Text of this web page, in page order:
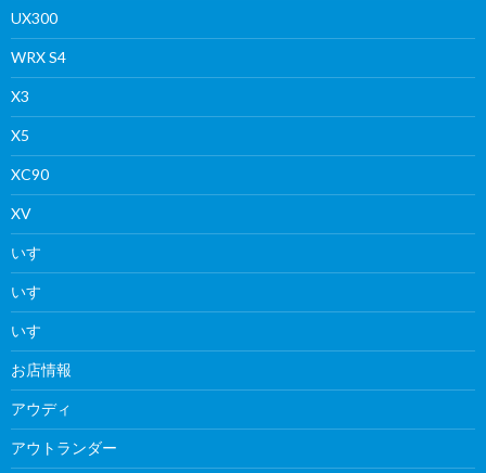
UX300
WRX S4
X3
X5
XC90
XV
いすゞ
いすゞ
いすゞ
お店情報
アウディ
アウトランダー